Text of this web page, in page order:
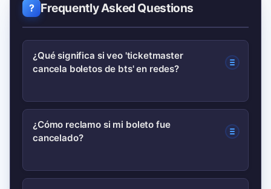
Frequently Asked Questions
¿Qué significa si veo 'ticketmaster
cancela boletos de bts' en redes?
Es una frase que refleja reportes o
rumores sobre cancelaciones de lotes;
correo de Ticketmaster antes de tomar
¿Cómo reclamo si mi boleto fue
cancelado?